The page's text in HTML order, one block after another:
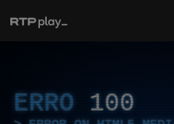
ERRO 100